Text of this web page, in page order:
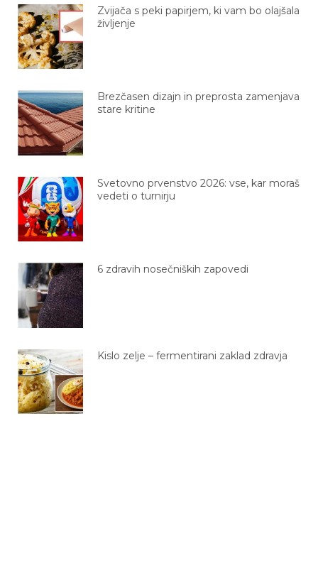
Zvijača s peki papirjem, ki vam bo olajšala
življenje
Brezčasen dizajn in preprosta zamenjava
stare kritine
Svetovno prvenstvo 2026: vse, kar moraš
vedeti o turnirju
6 zdravih nosečniških zapovedi
Kislo zelje – fermentirani zaklad zdravja